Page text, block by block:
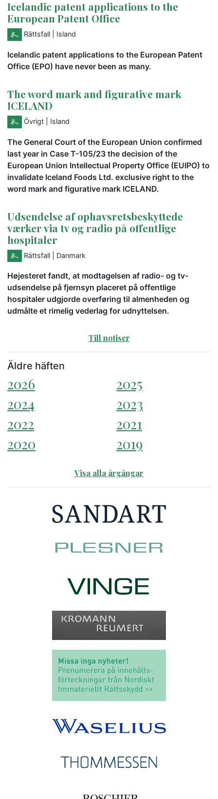
Icelandic patent applications to the
European Patent Office
Rättsfall | Island
Icelandic patent applications to the European Patent
Office (EPO) have never been as many.
The word mark and figurative mark
ICELAND
Övrigt | Island
The General Court of the European Union confirmed
last year in Case T-105/23 the decision of the
European Union Intellectual Property Office (EUIPO) to
invalidate Iceland Foods Ltd. exclusive right to the
word mark and figurative mark ICELAND.
Udsendelse af ophavsretsbeskyttede
værker via tv og radio på offentlige
hospitaler
Rättsfall | Danmark
Højesteret fandt, at modtagelsen af radio- og tv-
udsendelse på fjernsyn placeret på offentlige
hospitaler udgjorde overføring til almenheden og
udmålte et rimelig vederlag for udnyttelsen.
Till notiser
Äldre häften
2026
2025
2024
2023
2022
2021
2020
2019
Visa alla årgångar